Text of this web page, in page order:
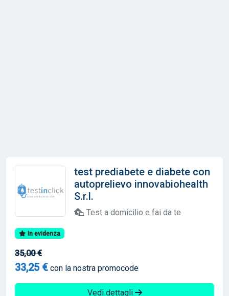
test prediabete e diabete con
autoprelievo innovabiohealth
S.r.l.
Test a domicilio e fai da te
In evidenza
35,00 €
33,25 € con la nostra promocode
Vedi dettagli